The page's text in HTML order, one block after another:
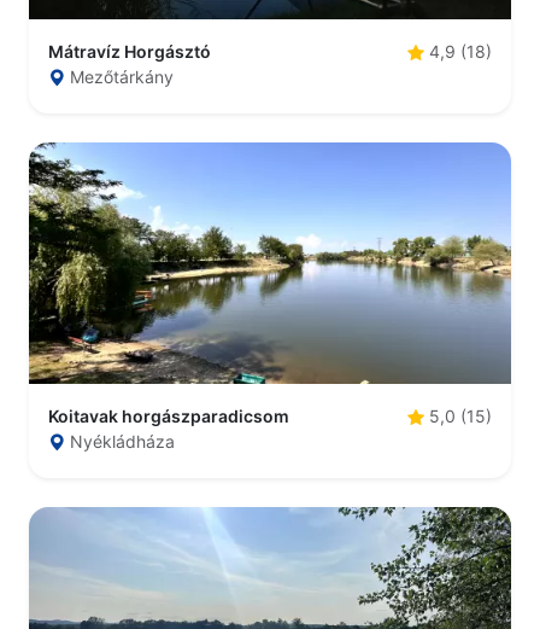
Mátravíz Horgásztó
4,9 (18)
Mezőtárkány
Koitavak horgászparadicsom
5,0 (15)
Nyékládháza